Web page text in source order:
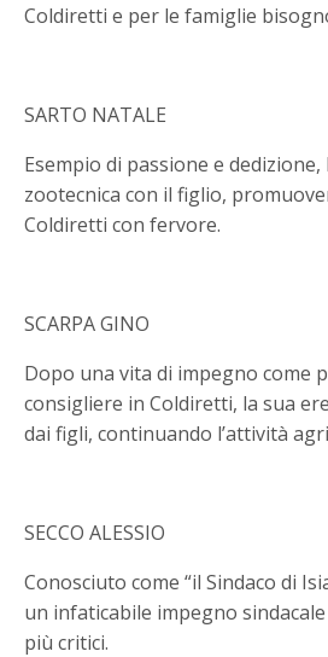
Coldiretti e per le famiglie
SARTO NATALE
Esempio di passione e dedizione,
zootecnica con il figlio,
Coldiretti con fervore.
SCARPA GINO
Dopo una vita di impegno come
consigliere in Coldiretti, la sua
dai figli, continuando l’attività
SECCO ALESSIO
Conosciuto come “il Sindaco di
un infaticabile impegno
più critici.